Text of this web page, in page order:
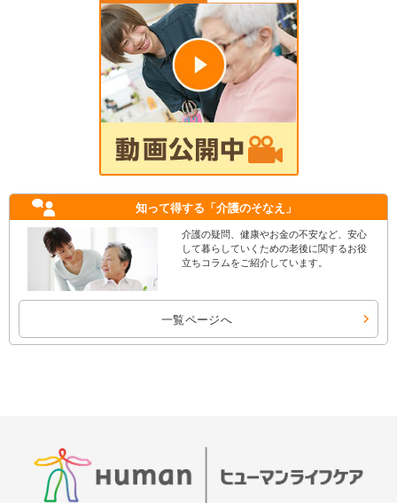
知って得する 「介護のそなえ」
介護の疑問、健康やお金の不安など、安心
して暮らしていくための老後に関するお役
立ちコラムをご紹介しています。
一覧ページへ